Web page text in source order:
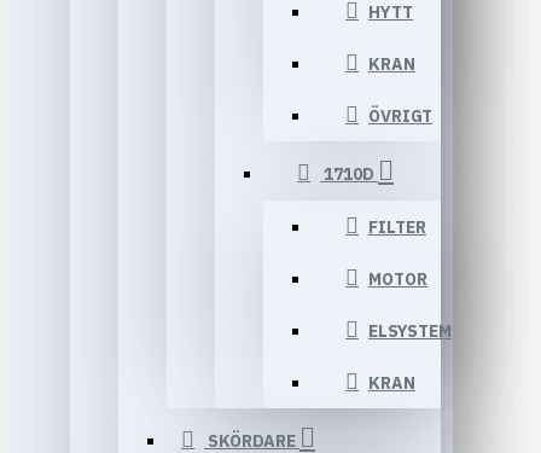
HYTT
KRAN
ÖVRIGT
1710D
FILTER
MOTOR
ELSYSTEM
KRAN
SKÖRDARE